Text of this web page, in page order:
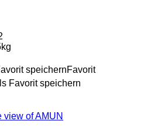
speichernFavorit
Favorit speichern